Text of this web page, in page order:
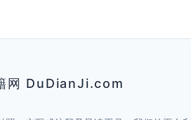
网 DuDianJi.com